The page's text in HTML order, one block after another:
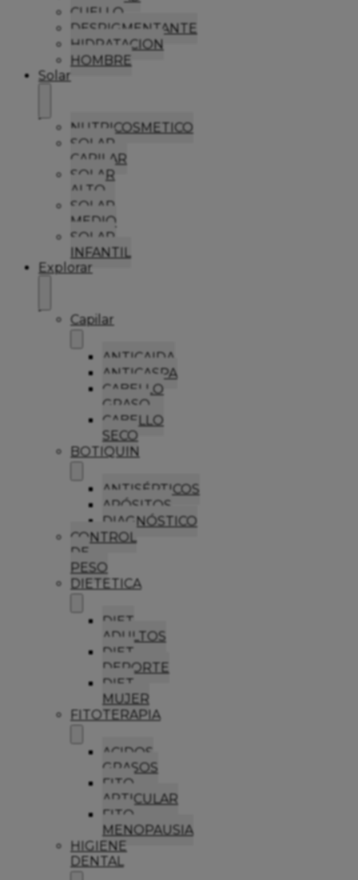
CUELLO
DESPIGMENTANTE
HIDRATACION
HOMBRE
Solar
NUTRICOSMETICO
SOLAR
CAPILAR
SOLAR
ALTO
SOLAR
MEDIO
SOLAR
INFANTIL
Explorar
Capilar
ANTICAIDA
ANTICASPA
CABELLO
GRASO
CABELLO
SECO
BOTIQUIN
ANTISÉPTICOS
APÓSITOS
DIAGNÓSTICO
CONTROL
DE
PESO
DIETETICA
DIET
ADULTOS
DIET
DEPORTE
DIET
MUJER
FITOTERAPIA
ACIDOS
GRASOS
FITO
ARTICULAR
FITO
MENOPAUSIA
HIGIENE
DENTAL